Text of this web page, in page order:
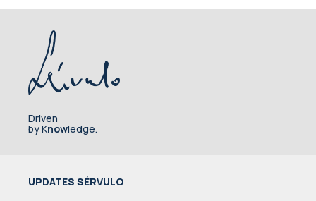
Driven
by Knowledge.
UPDATES SÉRVULO